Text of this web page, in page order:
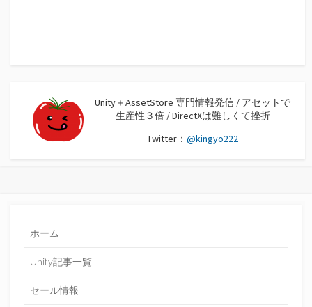
Unity＋AssetStore 専門情報発信 / アセットで
生産性３倍 / DirectXは難しくて挫折
Twitter： @kingyo222
ホーム
Unity記事一覧
セール情報